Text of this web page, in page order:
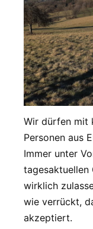
Wir dürfen mit
Personen aus
Immer unter
tagesaktuellen
wirklich
wie verrückt,
akzeptiert.